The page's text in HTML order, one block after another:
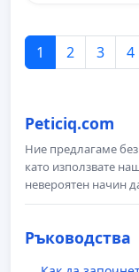
1 2 3 4
Peticiq.com
Ние предлагаме
като използвате
невероятен начин
Ръководства